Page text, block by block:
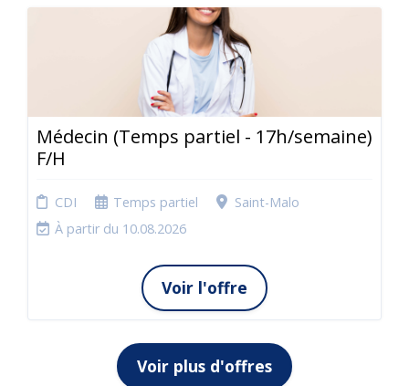
Médecin (Temps partiel - 17h/semaine)
F/H
CDI Temps partiel
Saint-Malo
À partir du 10.08.2026
Voir l'offre
Voir plus d'offres